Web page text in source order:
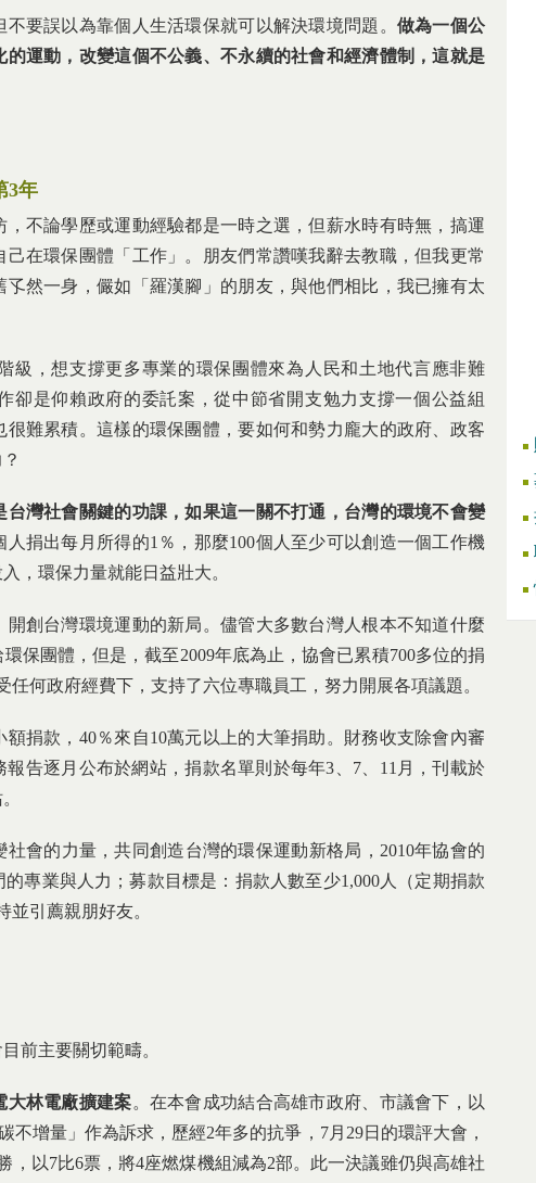
要誤以為靠個人生活環保就可以解決環境問題。 做為一個公
的運動，改變這個不公義、不永續的社會和經濟體制，這就是
3年
不論學歷或運動經驗都是一時之選，但薪水時有時無，搞運
在環保團體「工作」。朋友們常讚嘆我辭去教職，但我更常
然一身，儼如「羅漢腳」的朋友，與他們相比，我已擁有太
級，想支撐更多專業的環保團體來為人民和土地代言應非難
卻是仰賴政府的委託案，從中節省開支勉力支撐一個公益組
難累積。這樣的環保團體，要如何和勢力龐大的政府、政客
灣社會關鍵的功課，如果這一關不打通，台灣的環境不會變
捐出每月所得的1％，那麼100個人至少可以創造一個工作機
，環保力量就能日益壯大。
創台灣環境運動的新局。儘管大多數台灣人根本不知道什麼
保團體，但是，截至2009年底為止，協會已累積700多位的捐
任何政府經費下，支持了六位專職員工，努力開展各項議題。
捐款，40％來自10萬元以上的大筆捐助。財務收支除會內審
告逐月公布於網站，捐款名單則於每年3、7、11月，刊載於
會的力量，共同創造台灣的環保運動新格局，2010年協會的
專業與人力；募款目標是：捐款人數至少1,000人（定期捐款
並引薦親朋好友。
前主要關切範疇。
大林電廠擴建案。在本會成功結合高雄市政府、市議會下，以
不增量」作為訴求，歷經2年多的抗爭，7月29日的環評大會，
，以7比6票，將4座燃煤機組減為2部。此一決議雖仍與高雄社